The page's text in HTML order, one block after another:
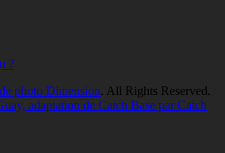
?
photo Dimension. All Rights Reserved.
adaptation de Catch Base par Catch